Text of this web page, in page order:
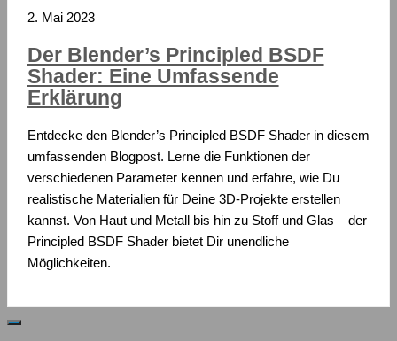
2. Mai 2023
Der Blender’s Principled BSDF
Shader: Eine Umfassende
Erklärung
Entdecke den Blender’s Principled BSDF Shader in diesem
umfassenden Blogpost. Lerne die Funktionen der
verschiedenen Parameter kennen und erfahre, wie Du
realistische Materialien für Deine 3D-Projekte erstellen
kannst. Von Haut und Metall bis hin zu Stoff und Glas – der
Principled BSDF Shader bietet Dir unendliche
Möglichkeiten.